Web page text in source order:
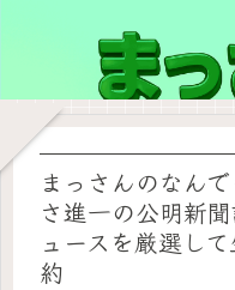
まっさんのなん
さ進一の公明新
ュースを厳選し
約